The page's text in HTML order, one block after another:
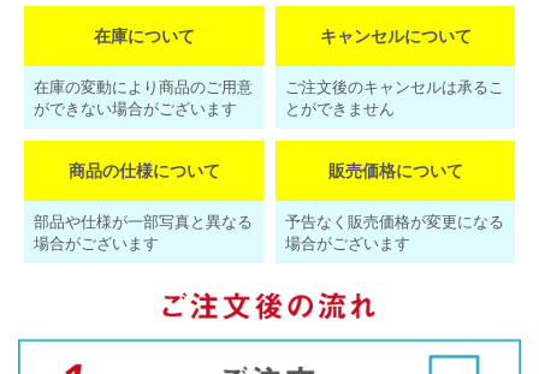
在庫について
在庫の変動により商品のご用意
ができない場合がございます
キャンセルについて
ご注文後のキャンセルは承るこ
とができません
商品の仕様について
部品や仕様が一部写真と異なる
場合がございます
販売価格について
予告なく販売価格が変更になる
場合がございます